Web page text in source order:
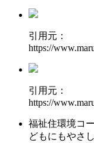
引用元：
https://
引用元：
https://
福祉住環境コ
どもにもやさ